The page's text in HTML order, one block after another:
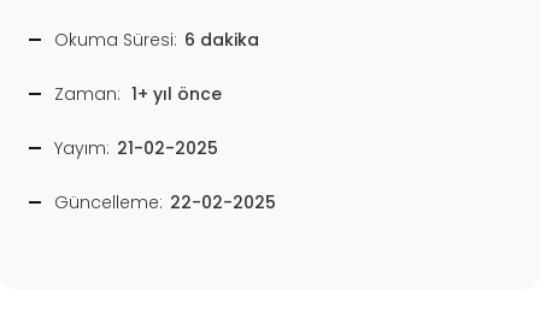
Okuma Süresi: 6 dakika
Zaman: 1+ yıl önce
Yayım: 21-02-2025
Güncelleme: 22-02-2025